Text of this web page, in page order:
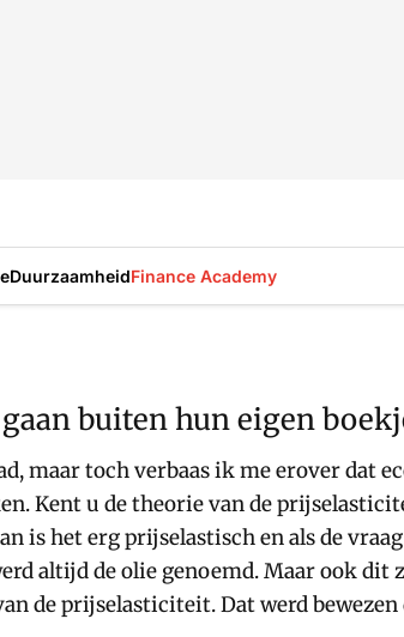
DuurzaamheidFinance Academy
buiten hun eigen
maar toch verbaas ik me erover dat
Kent u de theorie van de
is het erg prijselastisch en als de
altijd de olie genoemd. Maar ook
de prijselasticiteit. Dat werd